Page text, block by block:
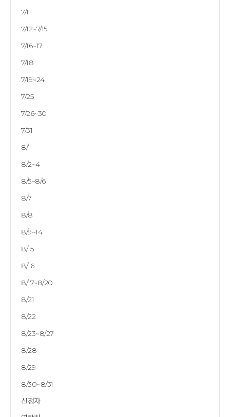
7/11
7/12~7/15
7/16~17
7/18
7/19~24
7/25
7/26~30
7/31
8/1
8/2~4
8/5~8/6
8/7
8/8
8/9~14
8/15
8/16
8/17~8/20
8/21
8/22
8/23~8/27
8/28
8/29
8/30~8/31
신청자